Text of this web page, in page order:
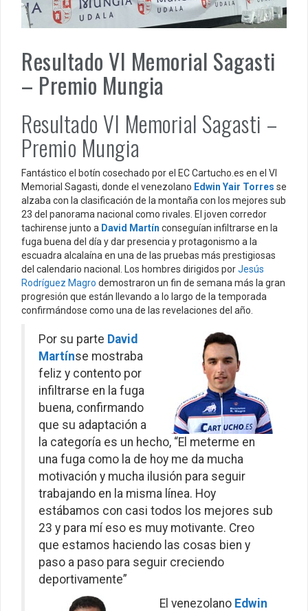
Resultado VI Memorial Sagasti
– Premio Mungia
Resultado VI Memorial Sagasti –
Premio Mungia
Fantástico el botín cosechado por el EC Cartucho.es en el VI
Memorial Sagasti, donde el venezolano Edwin Yair Torres se
alzaba con la clasificación de la montaña con los mejores sub
23 del panorama nacional como rivales. El joven corredor
tachirense junto a David Martín conseguían infiltrarse en la
fuga buena del día y dar presencia y protagonismo a la
escuadra alcalaína en una de las pruebas más prestigiosas
del calendario nacional. Los hombres dirigidos porJesús
Rodríguez Magro demostraron un fin de semana más la gran
progresión que están llevando a lo largo de la temporada
confirmándose como una de las revelaciones del año.
Por su parte David
Martínse mostraba
feliz y contento por
infiltrarse en la fuga
buena, confirmando
que su adaptación a
la categoría es un hecho, “El meterme en
una fuga como la de hoy me da mucha
motivación y mucha ilusión para seguir
trabajando en la misma línea. Hoy
estábamos con casi todos los mejores sub
23 y para mí eso es muy motivante. Creo
que estamos haciendo las cosas bien y
paso a paso para seguir creciendo
deportivamente”
El venezolano Edwin